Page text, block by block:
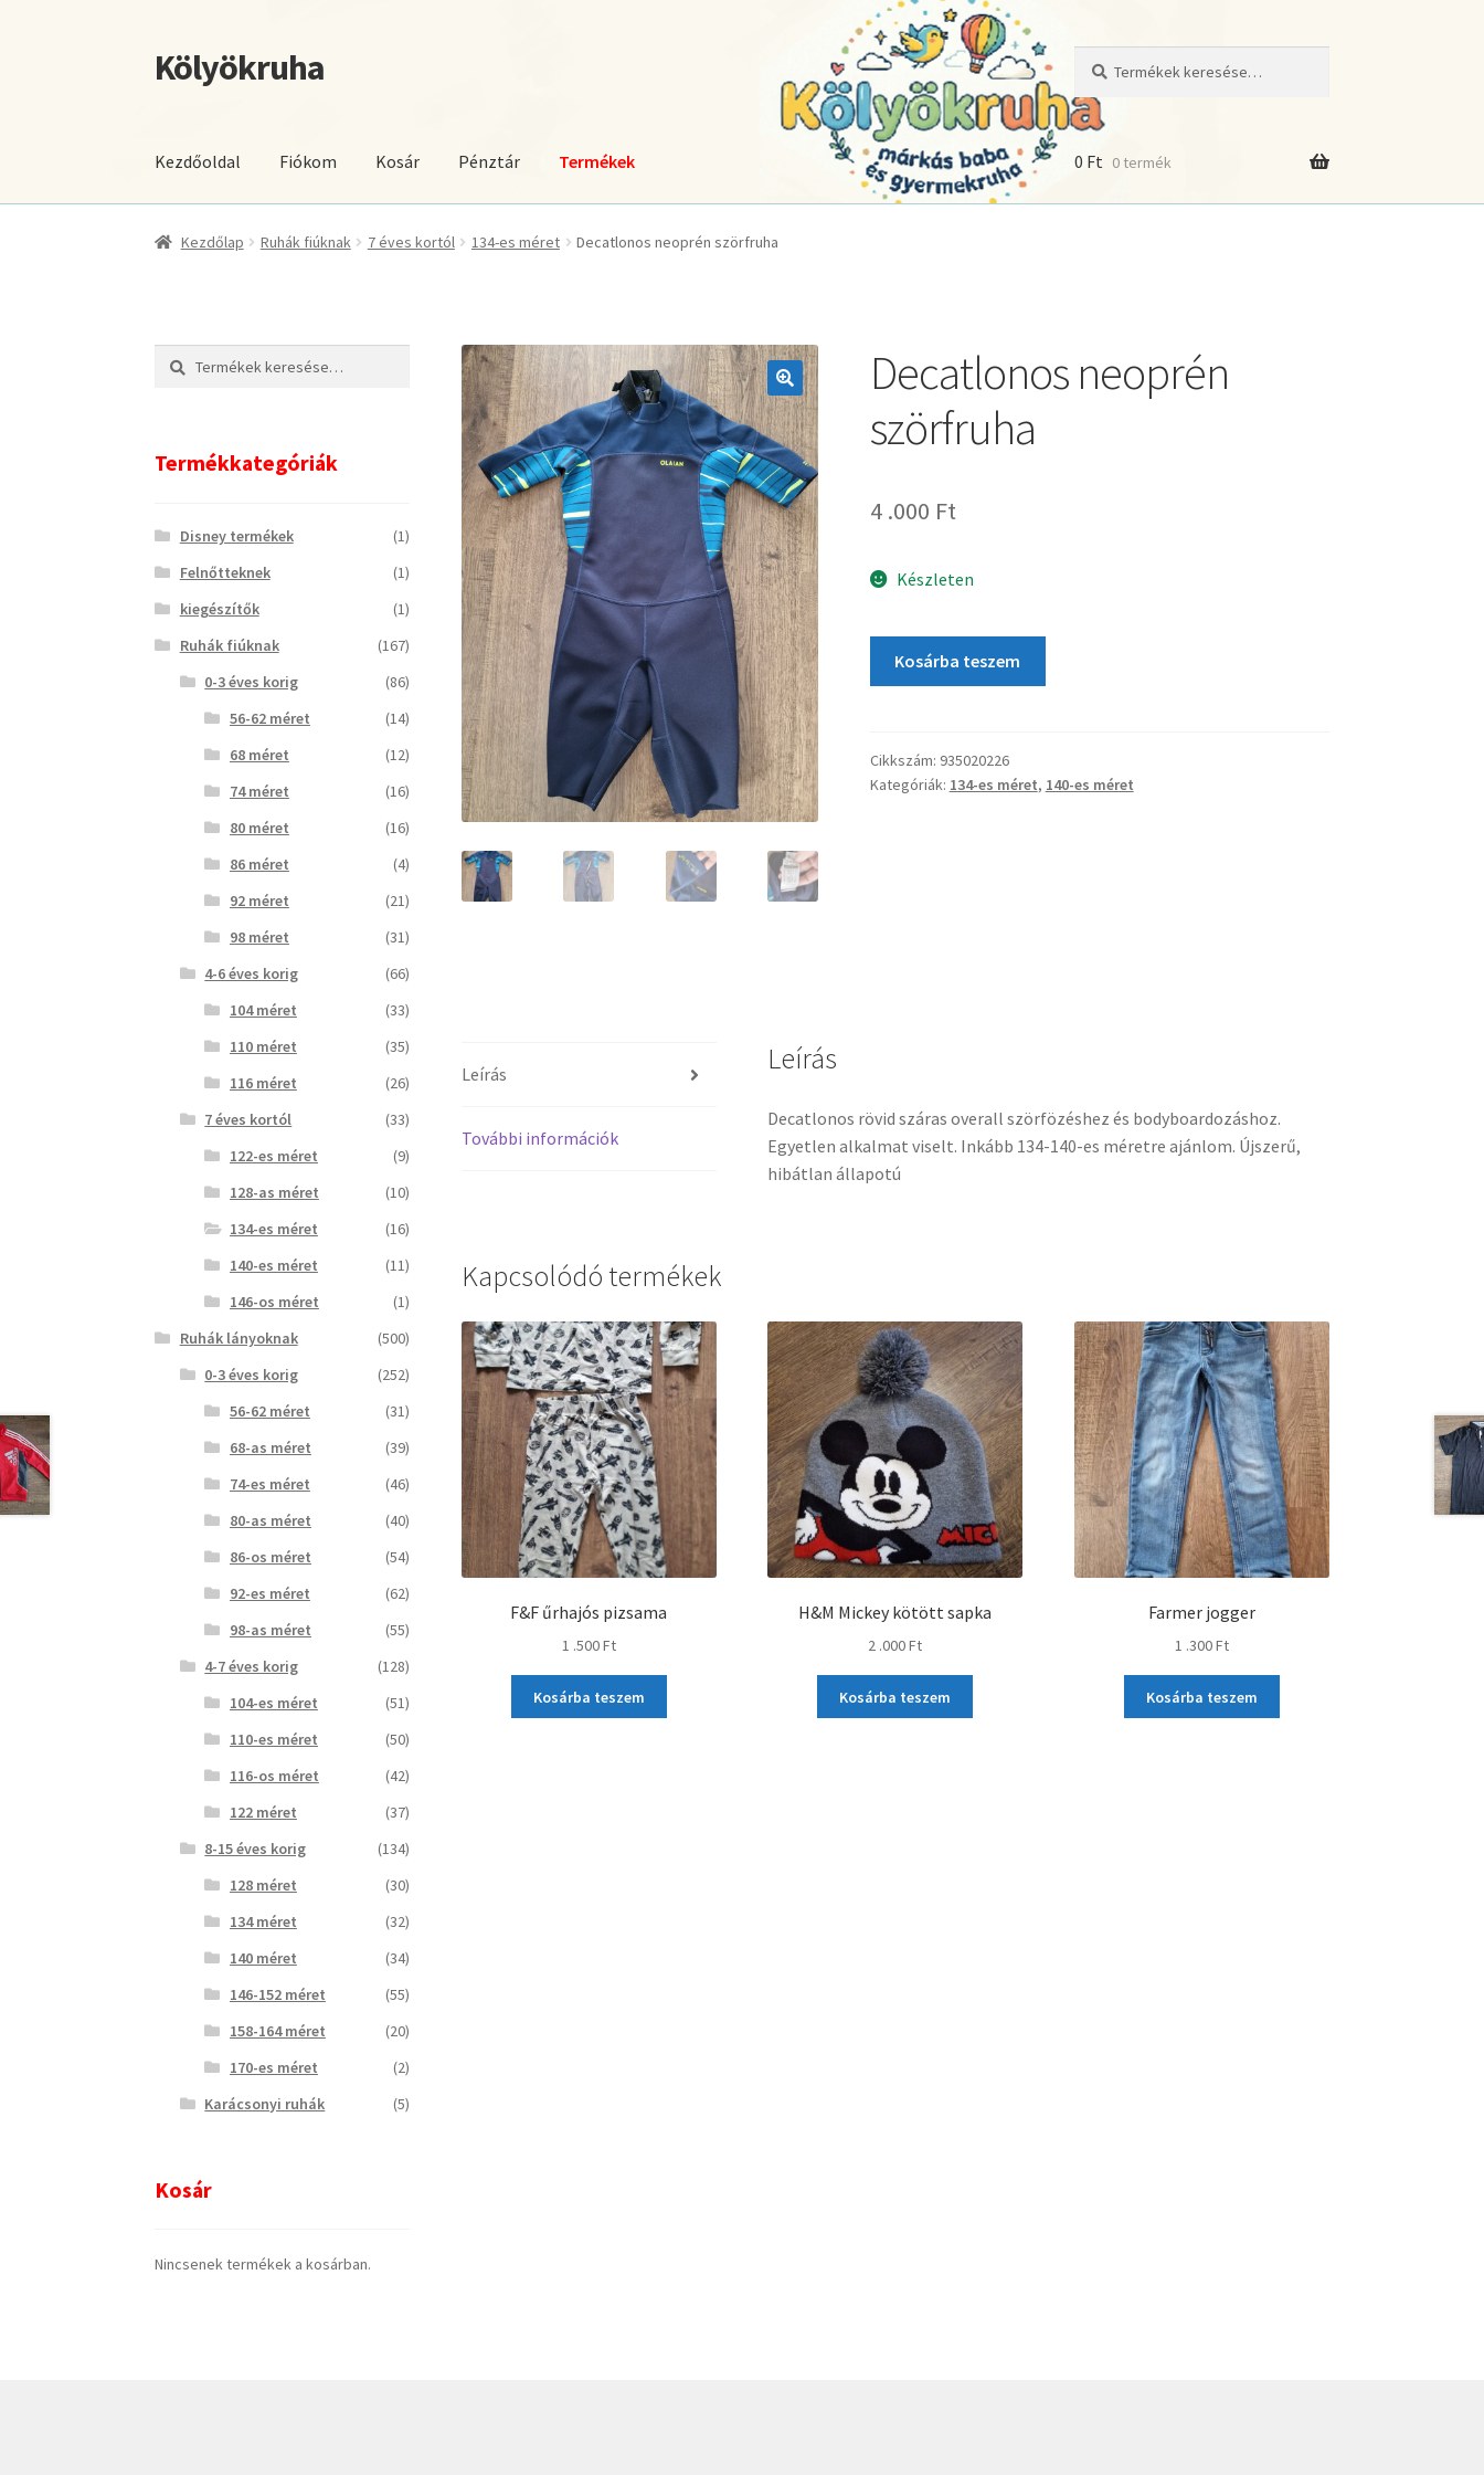
Ugrás
a
Kilépés
a
Kölyökruha
következőre:
Kezdőoldal Fiókom Kosár Pénztár Termékek 0 Ft 0 termék
Kezdőlap Ruhák fiúknak 7 éves kortól 134-es méret Decatlonos neoprén szörfruha
🔍
Decatlonos neoprén
szörfruha
4 .000 Ft
Készleten
Kosárba teszem
Cikkszám: 935020226
Kategóriák: 134-es méret, 140-es méret
Leírás
További információk
Leírás
Decatlonos rövid száras overall szörfözéshez és bodyboardozáshoz.
Egyetlen alkalmat viselt. Inkább 134-140-es méretre ajánlom. Újszerű,
hibátlan állapotú
Kapcsolódó termékek
F&F űrhajós pizsama
1 .500Ft
Kosárba teszem
H&M Mickey kötött sapka
2 .000Ft
Kosárba teszem
Farmer jogger
1 .300Ft
Kosárba teszem
Keresés
Keresés
Termékkategóriák
Disney termékek
(1)
Felnőtteknek
(1)
kiegészítők
(1)
Ruhák fiúknak
(167)
0-3 éves korig
(86)
56-62 méret
(14)
68 méret
(12)
74 méret
(16)
80 méret
(16)
86 méret
(4)
92 méret
(21)
98 méret
(31)
4-6 éves korig
(66)
104 méret
(33)
110 méret
(35)
116 méret
(26)
7 éves kortól
(33)
122-es méret
(9)
128-as méret
(10)
134-es méret
(16)
140-es méret
(11)
146-os méret
(1)
Ruhák lányoknak
(500)
0-3 éves korig
(252)
56-62 méret
(31)
68-as méret
(39)
74-es méret
(46)
80-as méret
(40)
86-os méret
(54)
92-es méret
(62)
98-as méret
(55)
4-7 éves korig
(128)
104-es méret
(51)
110-es méret
(50)
116-os méret
(42)
122 méret
(37)
8-15 éves korig
(134)
128 méret
(30)
134 méret
(32)
140 méret
(34)
146-152 méret
(55)
158-164 méret
(20)
170-es méret
(2)
Karácsonyi ruhák
(5)
Kosár
Nincsenek termékek a kosárban.